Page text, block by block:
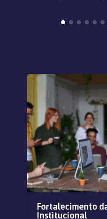
Fortalecimento
Institucional